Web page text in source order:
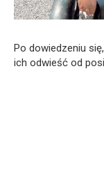
Po dowiedzeniu
ich odwieść od